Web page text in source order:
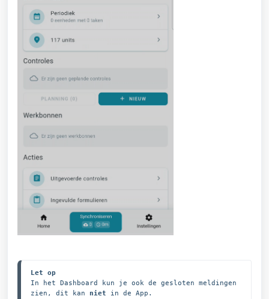
Let op
In het Dashboard kun je ook de gesloten meldingen
zien, dit kan niet in de App.